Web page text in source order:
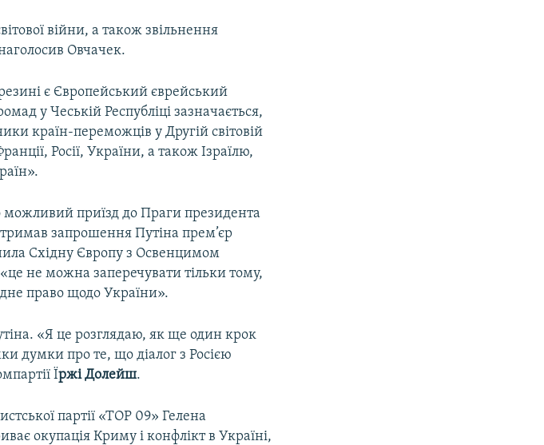
війни, а також звільнення
Овчачек.
є Європейський єврейський
у Чеській Республіці зазначається,
країн-переможців у Другій світовій
Росії, України, а також Ізраїлю,
приїзд до Праги президента
запрошення Путіна прем’єр
Східну Європу з Освенцимом
не можна заперечувати тільки тому,
право щодо України».
«Я це розглядаю, як ще один крок
думки про те, що діалог з Росією
Їржі Долейш.
партії «ТОР 09» Гелена
окупація Криму і конфлікт в Україні,